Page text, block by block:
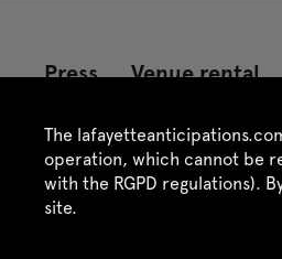
The
operation, which cannot be
with the RGPD regulations).
site.
Press Venue rental
Credits Legal notice